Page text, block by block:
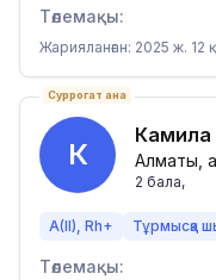
Төлемақы:
Жарияланған: 2025 ж. 12
Суррогат ана
К
Камила
Алматы,
2 бала,
A(II), Rh+ Тұрмысқа
Төлемақы: